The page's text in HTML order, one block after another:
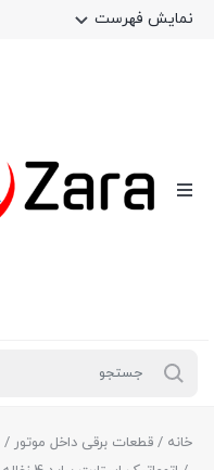
نمایش فهرست
خانه / قطعات برقی داخل موتور /